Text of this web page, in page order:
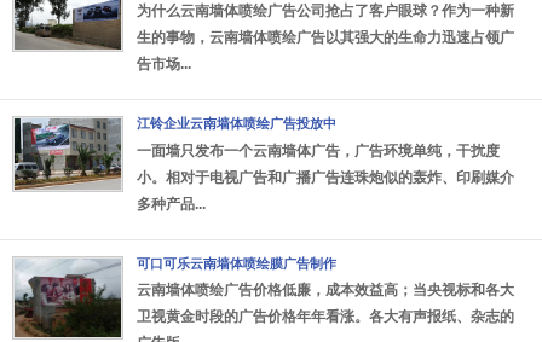
为什么云南墙体喷绘广告公司抢占了客户眼球？作为一种新
生的事物，云南墙体喷绘广告以其强大的生命力迅速占领广
告市场...
江铃企业云南墙体喷绘广告投放中
一面墙只发布一个云南墙体广告，广告环境单纯，干扰度
小。相对于电视广告和广播广告连珠炮似的轰炸、印刷媒介
多种产品...
可口可乐云南墙体喷绘膜广告制作
云南墙体喷绘广告价格低廉，成本效益高；当央视标和各大
卫视黄金时段的广告价格年年看涨。各大有声报纸、杂志的